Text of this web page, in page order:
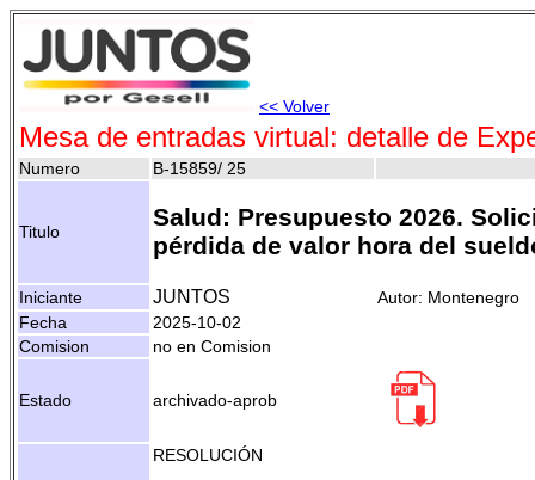
<< Volver
Mesa de entradas virtual: detalle de
Numero B-15859/ 25
Titulo
Salud: Presupuesto 2026.
pérdida de valor hora del
Iniciante JUNTOS
Autor: Montenegro
Fecha
2025-10-02
Comision
no en Comision
Estado archivado-aprob
RESOLUCIÓN